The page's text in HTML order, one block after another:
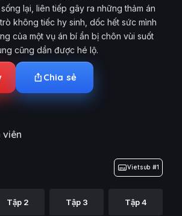
lại, liên tiếp gây ra những thảm án
không tiếc hy sinh, dốc hết sức mình
của một vụ án bí ẩn bị chôn vùi suốt
cũng dần được hé lộ.
Chia sẻ
viên
Vietsub #1
Tập 2 Tập 3 Tập 4